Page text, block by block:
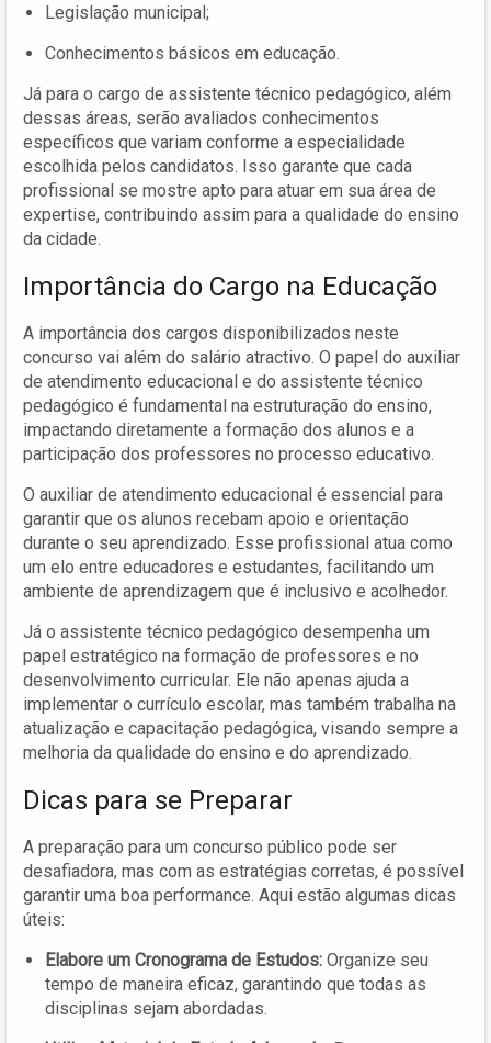
Legislação municipal;
Conhecimentos básicos em educação.
Já para o cargo de assistente técnico pedagógico, além
dessas áreas, serão avaliados conhecimentos
específicos que variam conforme a especialidade
escolhida pelos candidatos. Isso garante que cada
profissional se mostre apto para atuar em sua área de
expertise, contribuindo assim para a qualidade do ensino
da cidade.
Importância do Cargo na Educação
A importância dos cargos disponibilizados neste
concurso vai além do salário atractivo. O papel do auxiliar
de atendimento educacional e do assistente técnico
pedagógico é fundamental na estruturação do ensino,
impactando diretamente a formação dos alunos e a
participação dos professores no processo educativo.
O auxiliar de atendimento educacional é essencial para
garantir que os alunos recebam apoio e orientação
durante o seu aprendizado. Esse profissional atua como
um elo entre educadores e estudantes, facilitando um
ambiente de aprendizagem que é inclusivo e acolhedor.
Já o assistente técnico pedagógico desempenha um
papel estratégico na formação de professores e no
desenvolvimento curricular. Ele não apenas ajuda a
implementar o currículo escolar, mas também trabalha na
atualização e capacitação pedagógica, visando sempre a
melhoria da qualidade do ensino e do aprendizado.
Dicas para se Preparar
A preparação para um concurso público pode ser
desafiadora, mas com as estratégias corretas, é possível
garantir uma boa performance. Aqui estão algumas dicas
úteis:
Elabore um Cronograma de Estudos: Organize seu
tempo de maneira eficaz, garantindo que todas as
disciplinas sejam abordadas.